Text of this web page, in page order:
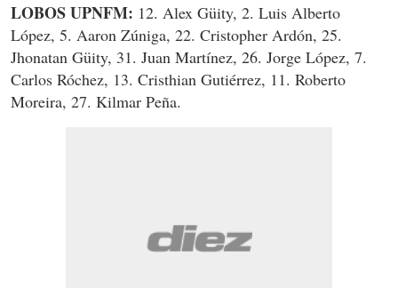
LOBOS UPNFM: 12. Alex Güity, 2. Luis Alberto
López, 5. Aaron Zúniga, 22. Cristopher Ardón, 25.
Jhonatan Güity, 31. Juan Martínez, 26. Jorge López, 7.
Carlos Róchez, 13. Cristhian Gutiérrez, 11. Roberto
Moreira, 27. Kilmar Peña.